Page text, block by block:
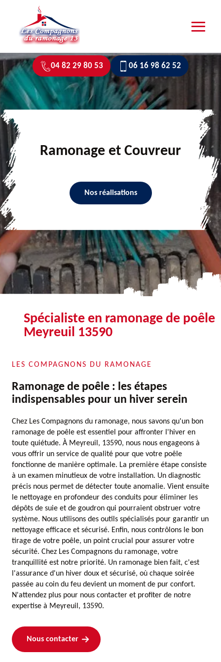
04 82 29 80 53 06 16 98 62 52
Ramonage et Couvreur
Nos réalisations
Spécialiste en ramonage de poêle
Meyreuil 13590
LES COMPAGNONS DU RAMONAGE
Ramonage de poêle : les étapes
indispensables pour un hiver serein
Chez Les Compagnons du ramonage, nous savons qu'un bon
ramonage de poêle est essentiel pour affronter l'hiver en
toute quiétude. À Meyreuil, 13590, nous nous engageons à
vous offrir un service de qualité pour que votre poêle
fonctionne de manière optimale. La première étape consiste
à un examen minutieux de votre installation. Un diagnostic
précis nous permet de détecter toute anomalie. Vient ensuite
le nettoyage en profondeur des conduits pour éliminer les
dépôts de suie et de goudron qui pourraient obstruer votre
système. Nous utilisons des outils spécialisés pour garantir un
nettoyage efficace et sécurisé. Enfin, nous contrôlons le bon
tirage de votre poêle, un point crucial pour assurer votre
sécurité. Chez Les Compagnons du ramonage, votre
tranquillité est notre priorité. Un ramonage bien fait, c'est
l'assurance d'un hiver doux et sécurisé, où chaque soirée
passée au coin du feu devient un moment de pur confort.
N'attendez plus pour nous contacter et profiter de notre
expertise à Meyreuil, 13590.
Nous contacter